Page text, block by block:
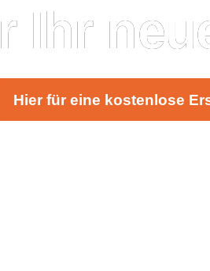
Ihr
Hier für eine kostenlose